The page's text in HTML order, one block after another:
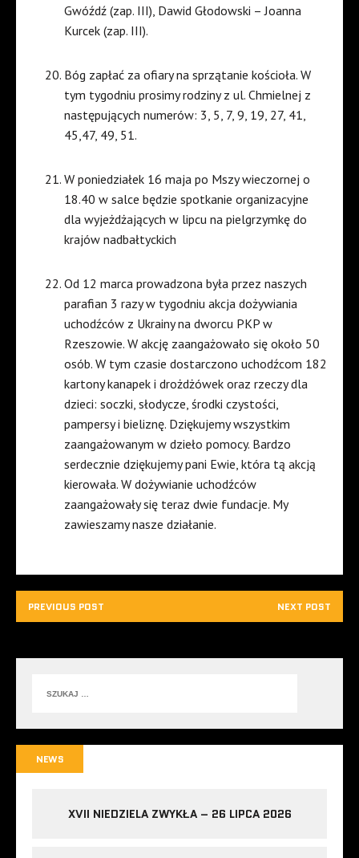
Gwóźdź (zap. III), Dawid Głodowski – Joanna
Kurcek (zap. III).
Bóg zapłać za ofiary na sprzątanie kościoła. W
tym tygodniu prosimy rodziny z ul. Chmielnej z
następujących numerów: 3, 5, 7, 9, 19, 27, 41,
45,47, 49, 51.
W poniedziałek 16 maja po Mszy wieczornej o
18.40 w salce będzie spotkanie organizacyjne
dla wyjeżdżających w lipcu na pielgrzymkę do
krajów nadbałtyckich
Od 12 marca prowadzona była przez naszych
parafian 3 razy w tygodniu akcja dożywiania
uchodźców z Ukrainy na dworcu PKP w
Rzeszowie. W akcję zaangażowało się około 50
osób. W tym czasie dostarczono uchodźcom 182
kartony kanapek i drożdżówek oraz rzeczy dla
dzieci: soczki, słodycze, środki czystości,
pampersy i bieliznę. Dziękujemy wszystkim
zaangażowanym w dzieło pomocy. Bardzo
serdecznie dziękujemy pani Ewie, która tą akcją
kierowała. W dożywianie uchodźców
zaangażowały się teraz dwie fundacje. My
zawieszamy nasze działanie.
PREVIOUS POST NEXT POST
NEWS
XVII NIEDZIELA ZWYKŁA – 26 LIPCA 2026